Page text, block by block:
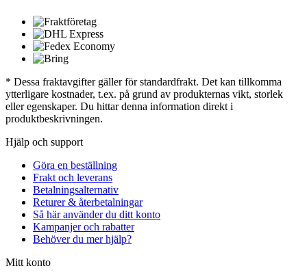
* Dessa fraktavgifter gäller för standardfrakt. Det kan tillkomma
ytterligare kostnader, t.ex. på grund av produkternas vikt, storlek
eller egenskaper. Du hittar denna information direkt i
produktbeskrivningen.
Hjälp och support
Göra en beställning
Frakt och leverans
Betalningsalternativ
Returer & återbetalningar
Så här använder du ditt konto
Kampanjer och rabatter
Behöver du mer hjälp?
Mitt konto